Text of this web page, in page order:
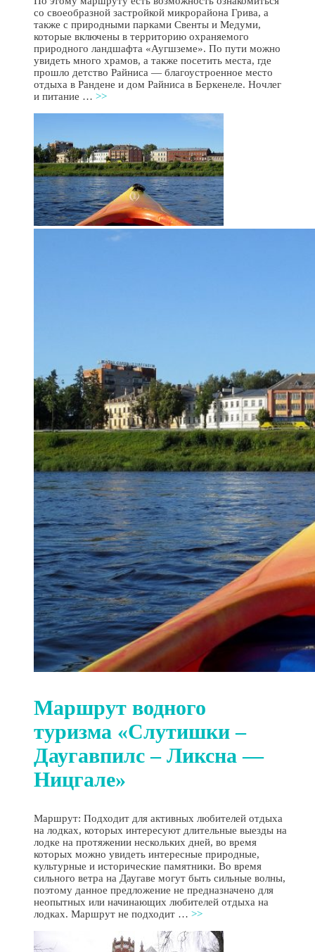
со своеобразной застройкой микрорайона Грива, а
также с природными парками Свенты и Медуми,
которые включены в территорию охраняемого
природного ландшафта «Аугшземе». По пути можно
увидеть много храмов, а также посетить места, где
прошло детство Райниса — благоустроенное место
отдыха в Рандене и дом Райниса в Беркенеле. Ночлег
и питание … >>
Маршрут водного
туризма «Слутишки –
Даугавпилс – Ликсна —
Ницгале»
Маршрут: Подходит для активных любителей отдыха
на лодках, которых интересуют длительные выезды на
лодке на протяжении нескольких дней, во время
которых можно увидеть интересные природные,
культурные и исторические памятники. Во время
сильного ветра на Даугаве могут быть сильные волны,
поэтому данное предложение не предназначено для
неопытных или начинающих любителей отдыха на
лодках. Маршрут не подходит … >>